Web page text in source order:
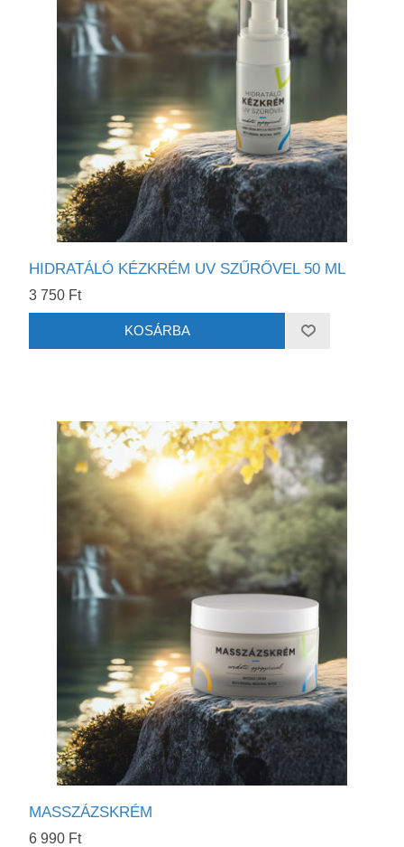
HIDRATÁLÓ KÉZKRÉM UV SZŰRŐVEL 50 ML
3 750 Ft
MASSZÁZSKRÉM
6 990 Ft